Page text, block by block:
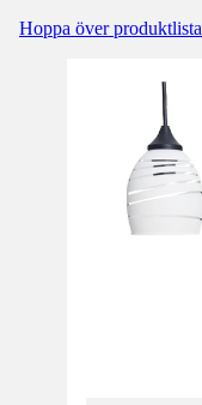
Hoppa över produktlista